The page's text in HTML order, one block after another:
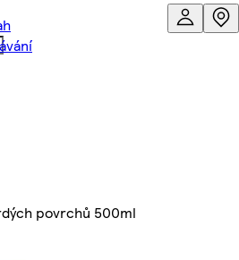
povrchů 500ml